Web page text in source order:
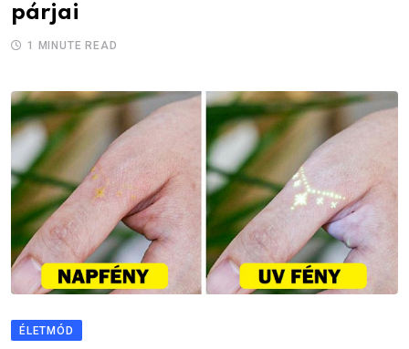
párjai
1 MINUTE READ
ÉLETMÓD